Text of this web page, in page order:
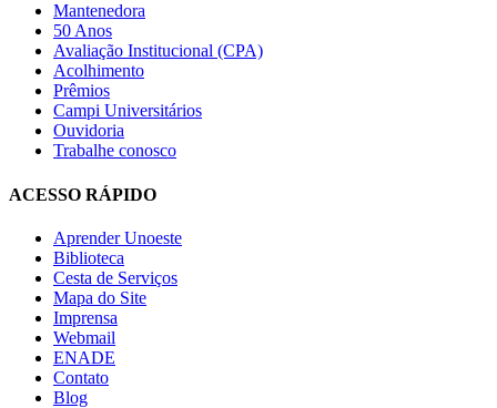
Mantenedora
50 Anos
Avaliação Institucional (CPA)
Acolhimento
Prêmios
Campi Universitários
Ouvidoria
Trabalhe conosco
ACESSO RÁPIDO
Aprender Unoeste
Biblioteca
Cesta de Serviços
Mapa do Site
Imprensa
Webmail
ENADE
Contato
Blog